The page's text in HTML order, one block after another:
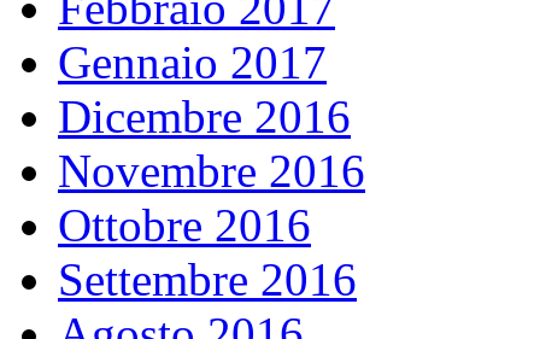
Gennaio 2017
Dicembre 2016
Novembre 2016
Ottobre 2016
Settembre 2016